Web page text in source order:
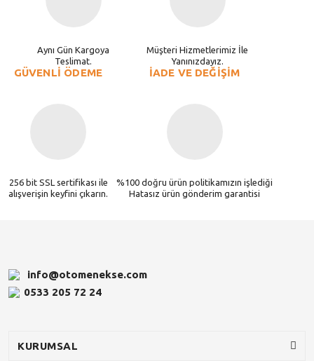
Aynı Gün Kargoya
Teslimat.
Müşteri Hizmetlerimiz İle
Yanınızdayız.
GÜVENLİ ÖDEME
256 bit SSL sertifikası ile
alışverişin keyfini çıkarın.
İADE VE DEĞİŞİM
%100 doğru ürün politikamızın işlediği
Hatasız ürün gönderim garantisi
info@otomenekse.com
0533 205 72 24
KURUMSAL